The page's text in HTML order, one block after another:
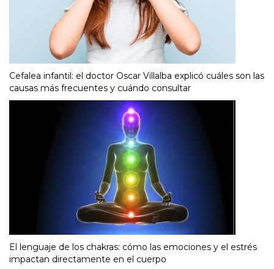
Cefalea infantil: el doctor Oscar Villalba explicó cuáles son las
causas más frecuentes y cuándo consultar
El lenguaje de los chakras: cómo las emociones y el estrés
impactan directamente en el cuerpo